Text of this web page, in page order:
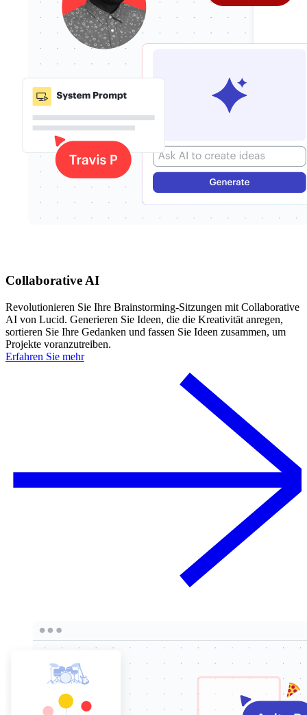
Collaborative AI
Revolutionieren Sie Ihre Brainstorming-Sitzungen mit Collaborative
AI von Lucid. Generieren Sie Ideen, die die Kreativität anregen,
sortieren Sie Ihre Gedanken und fassen Sie Ideen zusammen, um
Projekte voranzutreiben.
Erfahren Sie mehr